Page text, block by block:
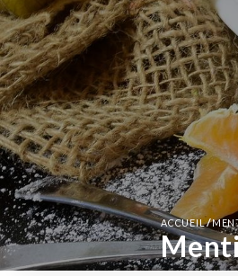
ACCUEIL/